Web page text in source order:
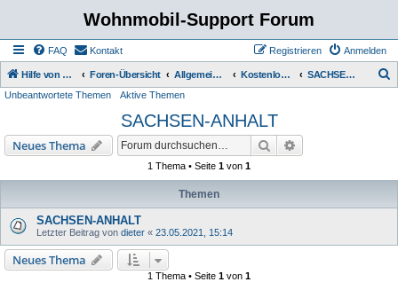
Wohnmobil-Support Forum
FAQ Kontakt Anmelden
Registrieren
Hilfe von Womo Fans für Womo Besitzer Foren-Übersicht Allgemeine Rubriken Kostenlose Stellplätze SACHSEN-ANHALT
Unbeantwortete Themen Aktive Themen
SACHSEN-ANHALT
Neues Thema Suche
1 Thema • Seite 1 von 1
Themen
SACHSEN-ANHALT
Letzter Beitrag von dieter « 23.05.2021, 15:14
Neues Thema
1 Thema • Seite 1 von 1